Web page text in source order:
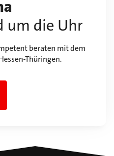
um die Uhr
beraten mit dem
Thüringen.